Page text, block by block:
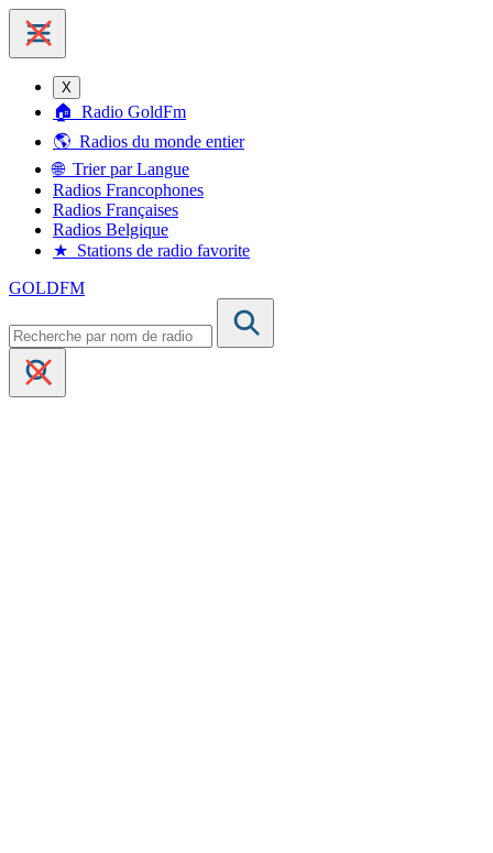
X
🏠 Radio GoldFm
🌎 Radios du monde entier
🌐 Trier par Langue
Radios Francophones
Radios Françaises
Radios Belgique
★ Stations de radio favorite
GOLDFM